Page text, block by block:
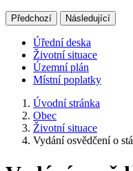
Předchozí Následující
Úřední deska
Životní situace
Územní plán
Místní poplatky
Úvodní stránka
Obec
Životní situace
Vydání osvědčení o